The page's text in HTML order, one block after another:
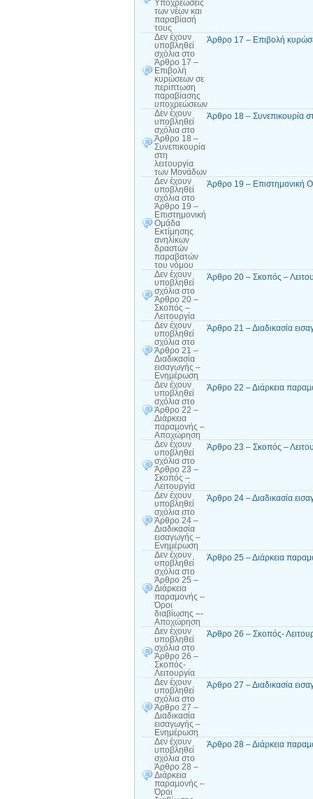
Υποχρεώσεις
των νέων και
παραβίασή
τους
Δεν έχουν
υποβληθεί
σχόλια στο
Άρθρο 17 –
Επιβολή
κυρώσεων σε
περίπτωση
παραβίασης
υποχρεώσεων
Άρθρο 17 – Επιβολή
Δεν έχουν
υποβληθεί
σχόλια στο
Άρθρο 18 –
Συνεπικουρία
στη
λειτουργία
των Μονάδων
Άρθρο 18 – Συνεπικουρία
Δεν έχουν
υποβληθεί
σχόλια στο
Άρθρο 19 –
Επιστημονική
Ομάδα
Εκτίμησης
ανηλίκων
δραστών
παραβατών
του νόμου
Άρθρο 19 – Επιστημονική
Δεν έχουν
υποβληθεί
σχόλια στο
Άρθρο 20 –
Σκοπός –
Λειτουργία
Άρθρο 20 – Σκοπός –
Δεν έχουν
υποβληθεί
σχόλια στο
Άρθρο 21 –
Διαδικασία
εισαγωγής –
Ενημέρωση
Άρθρο 21 – Διαδικασία
Δεν έχουν
υποβληθεί
σχόλια στο
Άρθρο 22 –
Διάρκεια
παραµονής –
Αποχώρηση
Άρθρο 22 – Διάρκεια
Δεν έχουν
υποβληθεί
σχόλια στο
Άρθρο 23 –
Σκοπός –
Λειτουργία
Άρθρο 23 – Σκοπός –
Δεν έχουν
υποβληθεί
σχόλια στο
Άρθρο 24 –
Διαδικασία
εισαγωγής –
Ενημέρωση
Άρθρο 24 – Διαδικασία
Δεν έχουν
υποβληθεί
σχόλια στο
Άρθρο 25 –
Διάρκεια
παραμονής –
Όροι
διαβίωσης –-
Αποχώρηση
Άρθρο 25 – Διάρκεια
Δεν έχουν
υποβληθεί
σχόλια στο
Άρθρο 26 –
Σκοπός-
Λειτουργία
Άρθρο 26 – Σκοπός-
Δεν έχουν
υποβληθεί
σχόλια στο
Άρθρο 27 –
Διαδικασία
εισαγωγής –
Ενημέρωση
Άρθρο 27 – Διαδικασία
Δεν έχουν
υποβληθεί
σχόλια στο
Άρθρο 28 –
Διάρκεια
παραµονής –
Όροι
Άρθρο 28 – Διάρκεια